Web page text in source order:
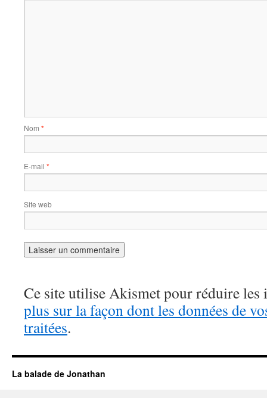
Nom *
E-mail *
Site web
Ce site utilise Akismet pour réduire les
plus sur la façon dont les données de
traitées.
La balade de Jonathan